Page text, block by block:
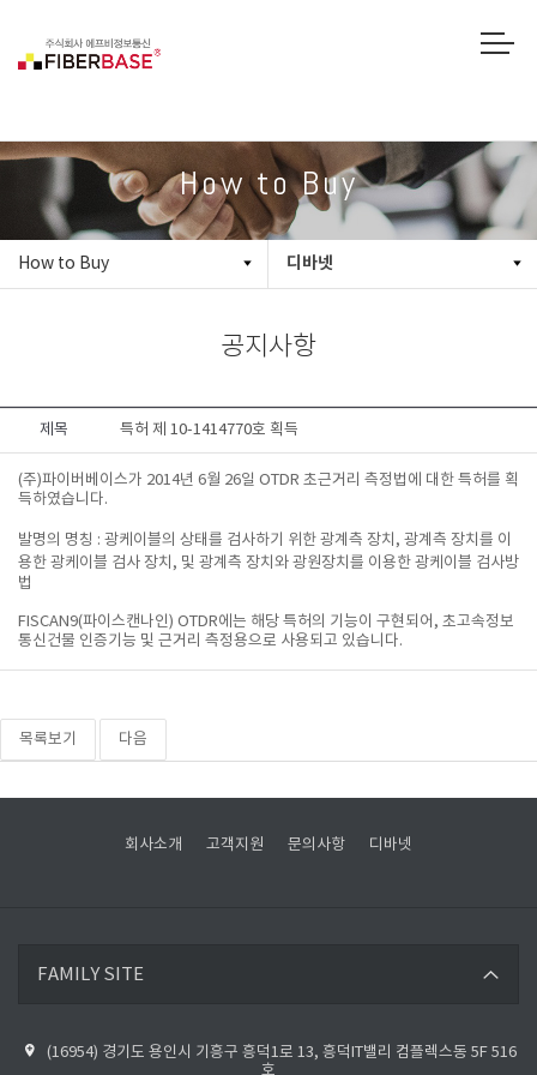
How to Buy
How to Buy 디바넷
공지사항
제목 특허 제 10-1414770호 획득
(주)파이버베이스가 2014년 6월 26일 OTDR 초근거리 측정법에 대한 특허를 획
득하였습니다.
발명의 명칭 : 광케이블의 상태를 검사하기 위한 광계측 장치, 광계측 장치를 이
용한 광케이블 검사 장치, 및 광계측 장치와 광원장치를 이용한 광케이블 검사방
법
FISCAN9(파이스캔나인) OTDR에는 해당 특허의 기능이 구현되어, 초고속정보
통신건물 인증기능 및 근거리 측정용으로 사용되고 있습니다.
목록보기 다음
회사소개 고객지원 문의사항 디바넷
FAMILY SITE
디바넷 바로가기
디바넷 블로그 바로가기
(16954) 경기도 용인시 기흥구 흥덕1로 13, 흥덕IT밸리 컴플렉스동 5F 516
호